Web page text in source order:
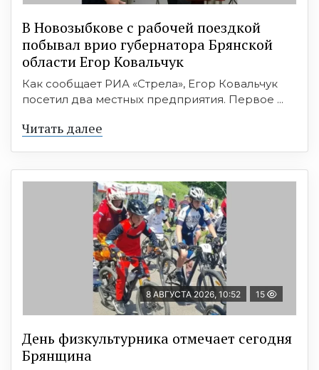
В Новозыбкове с рабочей поездкой
побывал врио губернатора Брянской
области Егор Ковальчук
Как сообщает РИА «Стрела», Егор Ковальчук
посетил два местных предприятия. Первое ...
Читать далее
8 АВГУСТА 2026, 10:52 15
День физкультурника отмечает сегодня
Брянщина